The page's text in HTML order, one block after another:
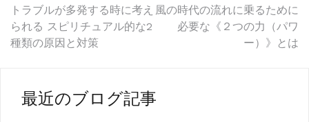
投
稿
ビ
トラブルが多発する時に考え
られる スピリチュアル的な2
種類の原因と対策
風の時代の流れに乗るために
必要な《２つの力（パワ
ー）》とは
最近のブログ記事